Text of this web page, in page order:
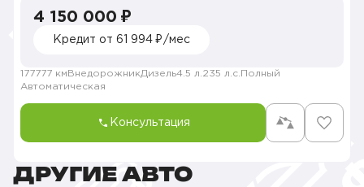
4 150 000 ₽
Кредит от 61 994 ₽/мес
177777 км ВнедорожникДизель4.5 л. 235 л.с. Полный
Автоматическая
Консультация
ДРУГИЕ АВТО